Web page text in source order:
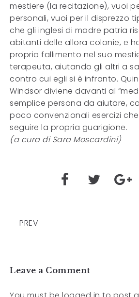
mestiere (la recitazione), vuoi
personali, vuoi per il disprezzo
che gli inglesi di madre patria
abitanti delle allora colonie, e
proprio fallimento nel suo
terapeuta, aiutando gli altri a
contro cui egli si è infranto.
Windsor diviene davanti al
semplice persona da aiutare,
poco convenzionali esercizi
seguire la propria guarigione.
(a cura di Sara Moscardini)
PREV
Leave a Comment